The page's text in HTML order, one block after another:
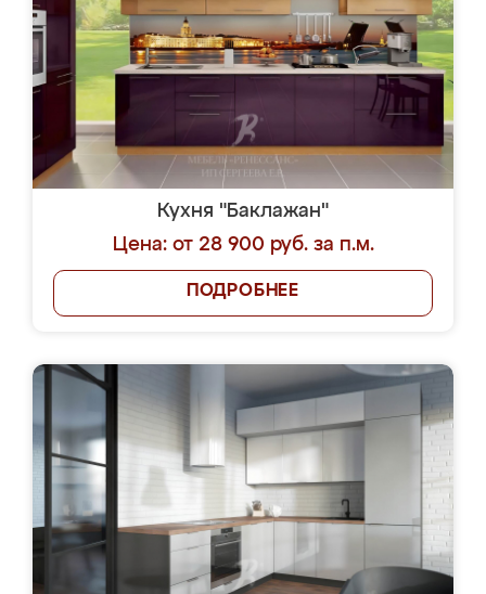
Кухня "Баклажан"
Цена: от 28 900 руб. за п.м.
ПОДРОБНЕЕ